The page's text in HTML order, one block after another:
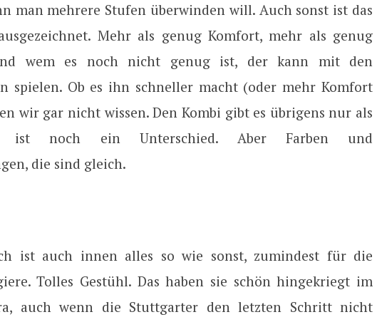
man mehrere Stufen überwinden will. Auch sonst ist das
Mehr als genug Komfort, mehr als genug
wem es noch nicht genug ist, der kann mit den
spielen. Ob es ihn schneller macht (oder mehr Komfort
wir gar nicht wissen. Den Kombi gibt es übrigens nur als
ist noch ein Unterschied. Aber Farben und
die sind gleich.
ist auch innen alles so wie sonst, zumindest für die
Tolles Gestühl. Das haben sie schön hingekriegt im
auch wenn die Stuttgarter den letzten Schritt nicht